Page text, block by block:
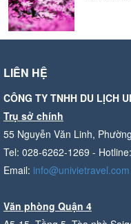
LIÊN HỆ
CÔNG TY TNHH DU LỊCH
Trụ sở chính
55 Nguyễn Văn Linh,
Tel: 028-6262-1269 -
Email: info@univietravel.com
Văn phòng Quận 4